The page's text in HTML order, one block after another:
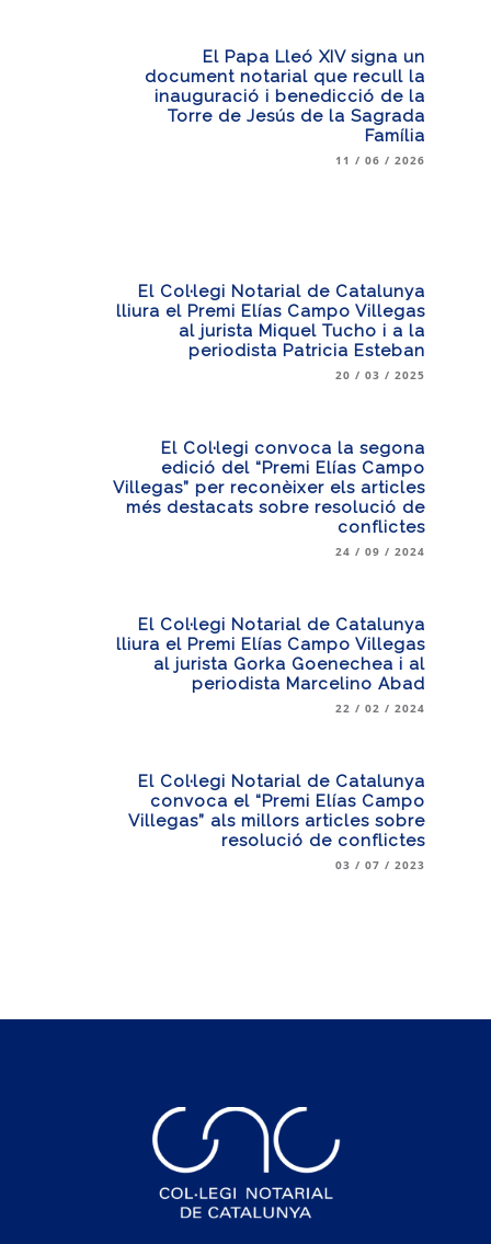
El Papa Lleó XIV signa un
document notarial que recull la
inauguració i benedicció de la
Torre de Jesús de la Sagrada
Família
11 / 06 / 2026
El Col·legi Notarial de Catalunya
lliura el Premi Elías Campo Villegas
al jurista Miquel Tucho i a la
periodista Patricia Esteban
20 / 03 / 2025
El Col·legi convoca la segona
edició del “Premi Elías Campo
Villegas” per reconèixer els articles
més destacats sobre resolució de
conflictes
24 / 09 / 2024
El Col·legi Notarial de Catalunya
lliura el Premi Elías Campo Villegas
al jurista Gorka Goenechea i al
periodista Marcelino Abad
22 / 02 / 2024
El Col·legi Notarial de Catalunya
convoca el “Premi Elías Campo
Villegas” als millors articles sobre
resolució de conflictes
03 / 07 / 2023